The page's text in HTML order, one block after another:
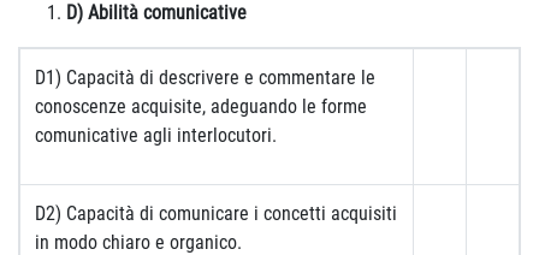
D) Abilità comunicative
D1) Capacità di descrivere e commentare le
conoscenze acquisite, adeguando le forme
comunicative agli interlocutori.
D2) Capacità di comunicare i concetti acquisiti
in modo chiaro e organico.